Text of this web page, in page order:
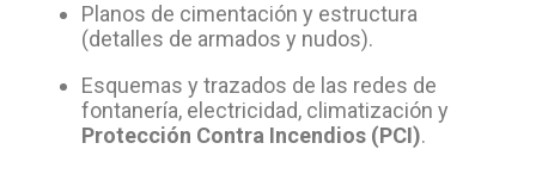
Planos de cimentación y estructura
(detalles de armados y nudos).
Esquemas y trazados de las redes de
fontanería, electricidad, climatización y
Protección Contra Incendios (PCI).